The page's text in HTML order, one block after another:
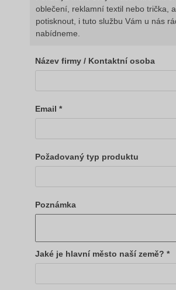
oblečení, reklamní textil nebo trička,
potisknout, i tuto službu Vám u nás
nabídneme.
Název firmy / Kontaktní osoba
Email *
Požadovaný typ produktu
Poznámka
Jaké je hlavní město naší země? *